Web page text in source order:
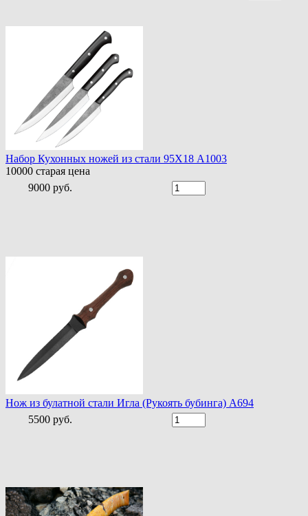
Набор Кухонных ножей из стали 95Х18 A1003
10000 старая цена
9000 руб.
Нож из булатной стали Игла (Рукоять бубинга) A694
5500 руб.